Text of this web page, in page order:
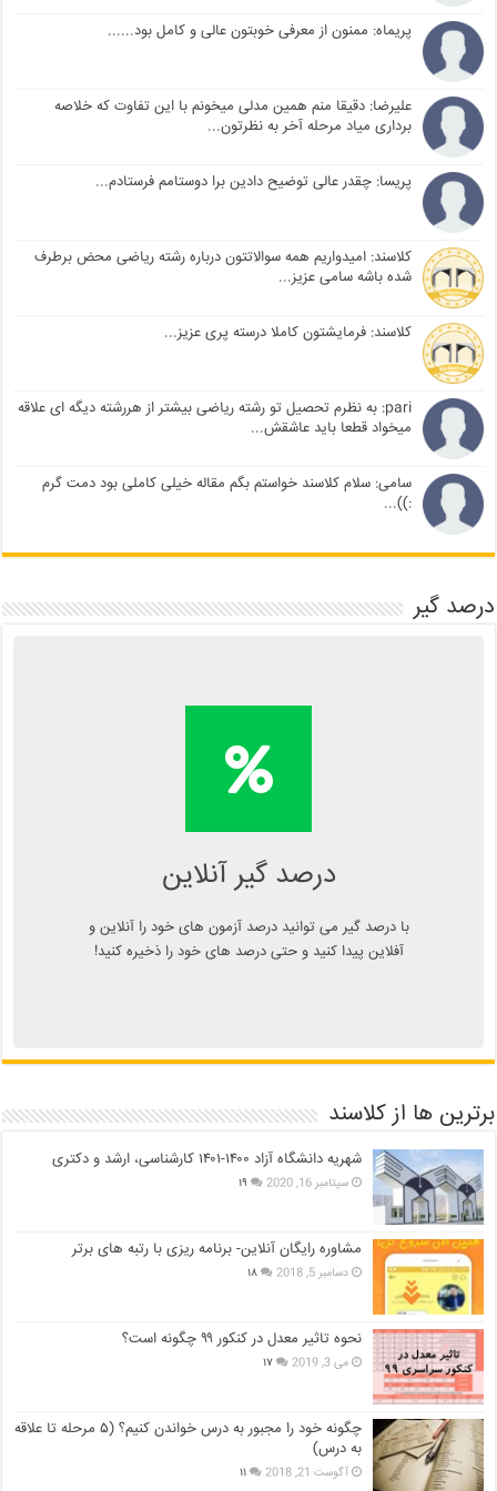
پریماه: ممنون از معرفی خوبتون عالی و کامل بود......
علیرضا: دقیقا منم همین مدلی میخونم با این تفاوت که خلاصه
برداری میاد مرحله آخر به نظرتون...
پریسا: چقدر عالی توضیح دادین برا دوستامم فرستادم...
کلاسند: امیدواریم همه سوالاتتون درباره رشته ریاضی محض برطرف
شده باشه سامی عزیز...
کلاسند: فرمایشتون کاملا درسته پری عزیز...
pari: به نظرم تحصیل تو رشته ریاضی بیشتر از هررشته دیگه ای علاقه
میخواد قطعا باید عاشقش...
سامی: سلام کلاسند خواستم بگم مقاله خیلی کاملی بود دمت گرم
:))...
درصد گیر
درصد گیر آنلاین
با درصد گیر می توانید درصد آزمون های خود را آنلاین و
آفلاین پیدا کنید و حتی درصد های خود را ذخیره کنید!
محاسبه آنلاین درصد یا دانلود
اپلیکیشن درصد گیر
برترین ها از کلاسند
شهریه دانشگاه آزاد ۱۴۰۰-۱۴۰۱ کارشناسی، ارشد و دکتری
سپتامبر 16, 2020 ۱۹
مشاوره رایگان آنلاین- برنامه ریزی با رتبه های برتر
دسامبر 5, 2018 ۱۸
نحوه تاثیر معدل در کنکور ۹۹ چگونه است؟
می 3, 2019 ۱۷
چگونه خود را مجبور به درس خواندن کنیم؟ (۵ مرحله تا علاقه
به درس)
آگوست 21, 2018 ۱۱